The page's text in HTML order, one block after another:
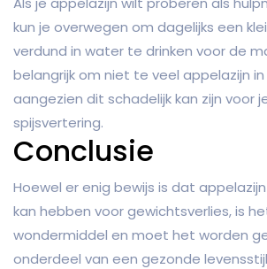
kun je overwegen om dagelijks een
verdund in water te drinken voor de
belangrijk om niet te veel appelazijn
aangezien dit schadelijk kan zijn voor
spijsvertering.
Conclusie
Hoewel er enig bewijs is dat
kan hebben voor gewichtsverlies, is
wondermiddel en moet het worden
onderdeel van een gezonde